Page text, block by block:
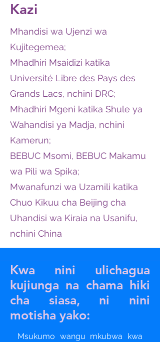
Kazi
Mhandisi wa Ujenzi wa
Kujitegemea;
Mhadhiri Msaidizi katika
Université Libre des Pays des
Grands Lacs, nchini DRC;
Mhadhiri Mgeni katika Shule ya
Wahandisi ya Madja, nchini
Kamerun;
BEBUC Msomi, BEBUC Makamu
wa Pili wa Spika;
Mwanafunzi wa Uzamili katika
Chuo Kikuu cha Beijing cha
Uhandisi wa Kiraia na Usanifu,
nchini China
Kwa nini ulichagua
kujiunga na chama hiki
cha siasa, ni nini
motisha yako:
Msukumo wangu mkubwa kwa